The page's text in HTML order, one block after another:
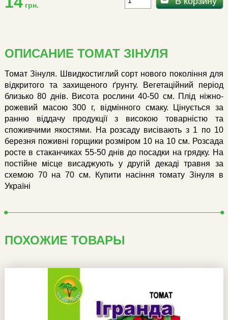
грн.
ОПИСАНИЕ ТОМАТ ЗІНУЛЯ
Томат Зінуля. Швидкостиглий сорт нового покоління для
відкритого та захищеного ґрунту. Вегетаційний період
близько 80 днів. Висота рослини 40-50 см. Плід ніжно-
рожевий масою 300 г, відмінного смаку. Цінується за
ранню віддачу продукції з високою товарністю та
споживчими якостями. На розсаду висівають з 1 по 10
березня поживні горщики розміром 10 на 10 см. Розсада
росте в стаканчиках 55-50 днів до посадки на грядку. На
постійне місце висаджують у другій декаді травня за
схемою 70 на 70 см. Купити насіння томату Зінуля в
Україні
ПОХОЖИЕ ТОВАРЫ